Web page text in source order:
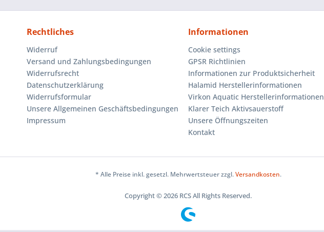
Rechtliches
Widerruf
Versand und Zahlungsbedingungen
Widerrufsrecht
Datenschutzerklärung
Widerrufsformular
Unsere Allgemeinen Geschäftsbedingungen
Impressum
Informationen
Cookie settings
GPSR Richtlinien
Informationen zur Produktsicherheit
Halamid Herstellerinformationen
Virkon Aquatic Herstellerinformationen
Klarer Teich Aktivsauerstoff
Unsere Öffnungszeiten
Kontakt
* Alle Preise inkl. gesetzl. Mehrwertsteuer zzgl.Versandkosten.
Copyright © 2026 RCS All Rights Reserved.